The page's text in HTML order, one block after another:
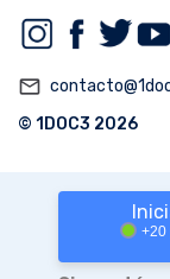
+20
mail_outline
© 1DOC3 2026